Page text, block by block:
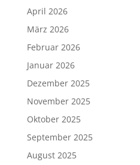
April 2026
März 2026
Februar 2026
Januar 2026
Dezember 2025
November 2025
Oktober 2025
September 2025
August 2025